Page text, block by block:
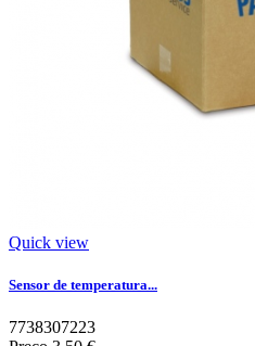
Quick view
Sensor de temperatura...
7738307223